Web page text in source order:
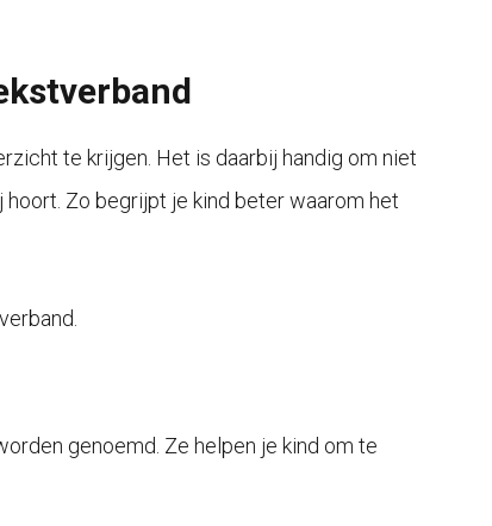
te krijgen. Het is daarbij handig om niet
Zo begrijpt je kind beter waarom het
genoemd. Ze helpen je kind om te